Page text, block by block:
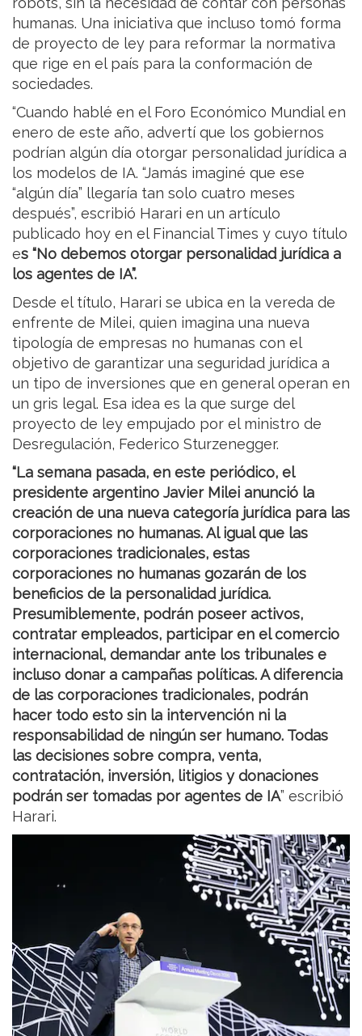
humanas. Una iniciativa que incluso tomó forma
de proyecto de ley para reformar la normativa
que rige en el país para la conformación de
sociedades.
“Cuando hablé en el Foro Económico Mundial en
enero de este año, advertí que los gobiernos
podrían algún día otorgar personalidad jurídica a
los modelos de IA. “Jamás imaginé que ese
“algún día” llegaría tan solo cuatro meses
después”, escribió Harari en un artículo
publicado hoy en el Financial Times y cuyo título
es “No debemos otorgar personalidad jurídica a
los agentes de IA”.
Desde el título, Harari se ubica en la vereda de
enfrente de Milei, quien imagina una nueva
tipología de empresas no humanas con el
objetivo de garantizar una seguridad jurídica a
un tipo de inversiones que en general operan en
un gris legal. Esa idea es la que surge del
proyecto de ley empujado por el ministro de
Desregulación, Federico Sturzenegger.
“La semana pasada, en este periódico, el
presidente argentino Javier Milei anunció la
creación de una nueva categoría jurídica para las
corporaciones no humanas. Al igual que las
corporaciones tradicionales, estas
corporaciones no humanas gozarán de los
beneficios de la personalidad jurídica.
Presumiblemente, podrán poseer activos,
contratar empleados, participar en el comercio
internacional, demandar ante los tribunales e
incluso donar a campañas políticas. A diferencia
de las corporaciones tradicionales, podrán
hacer todo esto sin la intervención ni la
responsabilidad de ningún ser humano. Todas
las decisiones sobre compra, venta,
contratación, inversión, litigios y donaciones
podrán ser tomadas por agentes de IA” escribió
Harari.